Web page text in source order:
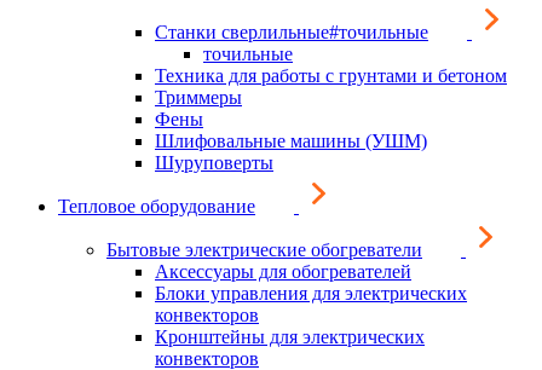
Станки сверлильные#точильные
точильные
Техника для работы с грунтами и бетоном
Триммеры
Фены
Шлифовальные машины (УШМ)
Шуруповерты
Тепловое оборудование
Бытовые электрические обогреватели
Аксессуары для обогревателей
Блоки управления для электрических
конвекторов
Кронштейны для электрических
конвекторов